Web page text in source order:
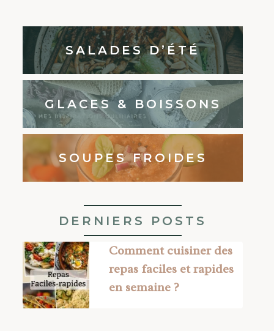
SALADES D’ÉTÉ
GLACES & BOISSONS
SOUPES FROIDES
DERNIERS POSTS
Comment cuisiner des
repas faciles et rapides
en semaine ?